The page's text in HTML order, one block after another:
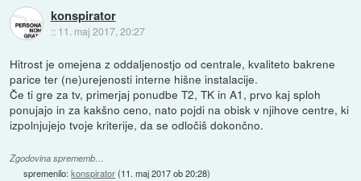
konspirator
:: 11. maj 2017, 20:27
Hitrost je omejena z oddaljenostjo od centrale, kvaliteto bakrene
parice ter (ne)urejenosti interne hišne instalacije.
Če ti gre za tv, primerjaj ponudbe T2, TK in A1, prvo kaj sploh
ponujajo in za kakšno ceno, nato pojdi na obisk v njihove centre, ki
izpolnjujejo tvoje kriterije, da se odločiš dokončno.
Zgodovina sprememb…
spremenilo:konspirator(11. maj 2017 ob 20:28)